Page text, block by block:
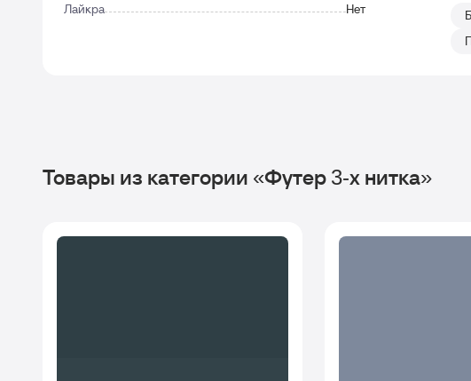
Лайкра
Нет
Товары из категории «Футер 3-х нитка»